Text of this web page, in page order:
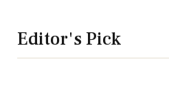
Editor's Pick